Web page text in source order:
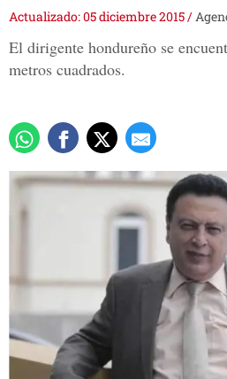
Actualizado: 05 diciembre 2015/
El dirigente hondureño se
metros cuadrados.